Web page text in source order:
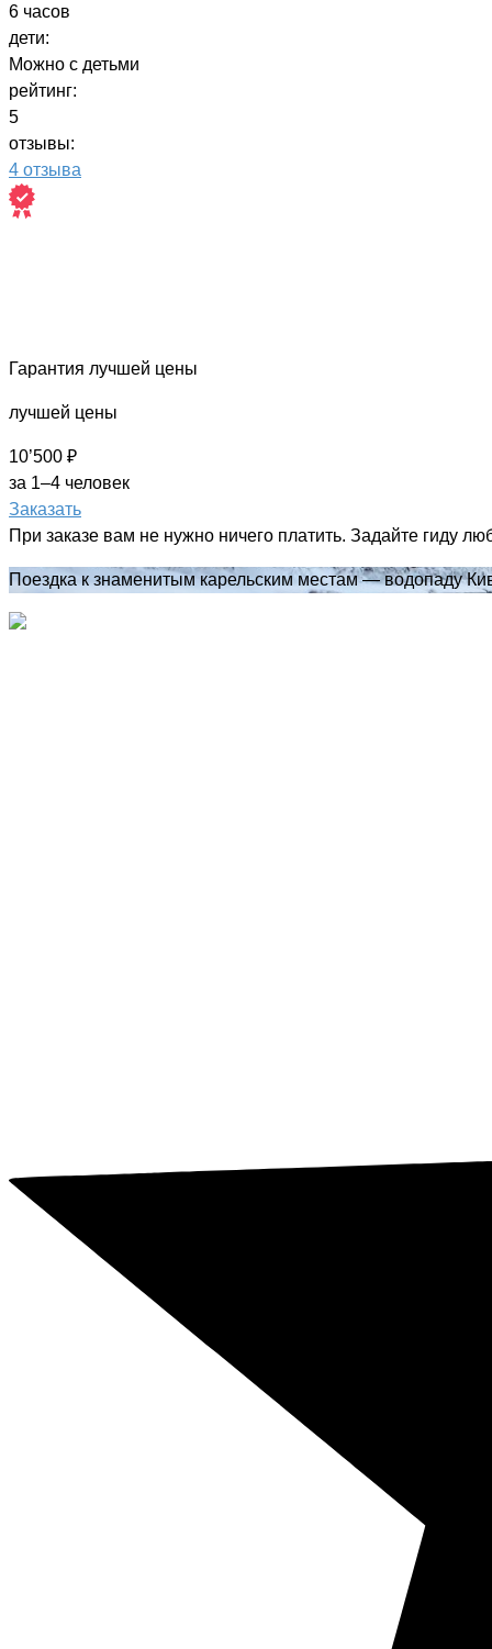
6 часов
дети:
Можно с детьми
рейтинг:
5
отзывы:
4 отзыва
Гарантия лучшей цены
лучшей цены
10’500 ₽
за 1–4 человек
Заказать
При заказе вам не нужно ничего платить. Задайте гиду
Поездка к знаменитым карельским местам — водопаду